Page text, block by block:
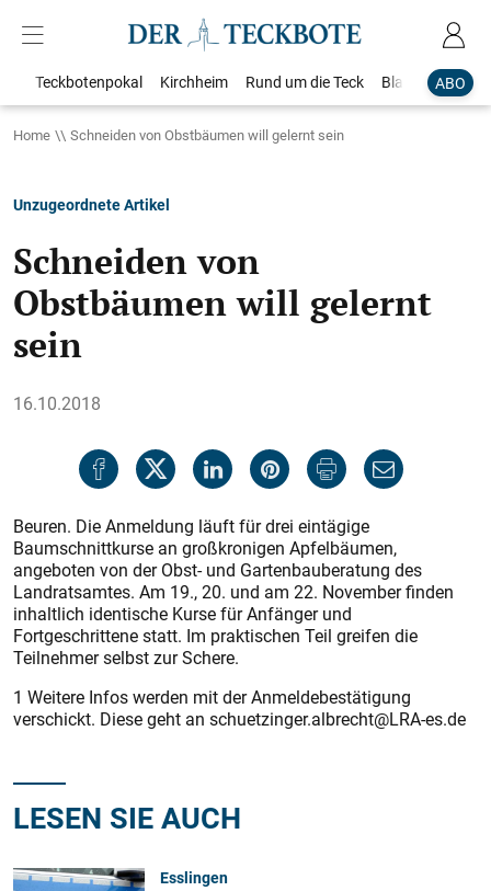
ABO
Teckbotenpokal Kirchheim Rund um die Teck Blaulicht
Home Schneiden von Obstbäumen will gelernt sein
Unzugeordnete Artikel
Schneiden von
Obstbäumen will gelernt
sein
16.10.2018
Beuren. Die Anmeldung läuft für drei eintägige
Baumschnittkurse an großkronigen Apfelbäumen,
angeboten von der Obst- und Gartenbauberatung des
Landratsamtes. Am 19., 20. und am 22. November finden
inhaltlich identische Kurse für Anfänger und
Fortgeschrittene statt. Im praktischen Teil greifen die
Teilnehmer selbst zur Schere.
1 Weitere Infos werden mit der Anmeldebestätigung
verschickt. Diese geht an schuetzinger.albrecht@LRA-es.de
LESEN SIE AUCH
Esslingen